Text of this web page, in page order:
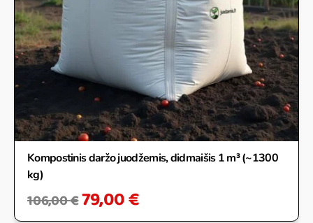
Kompostinis daržo juodžemis, didmaišis 1 m³ (~1300
kg)
106,00€79,00€